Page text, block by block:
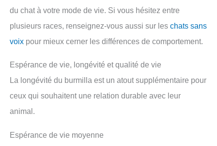
du chat à votre mode de vie. Si vous hésitez entre
plusieurs races, renseignez-vous aussi sur les chats sans
voix pour mieux cerner les différences de comportement.
Espérance de vie, longévité et qualité de vie
La longévité du burmilla est un atout supplémentaire pour
ceux qui souhaitent une relation durable avec leur
animal.
Espérance de vie moyenne